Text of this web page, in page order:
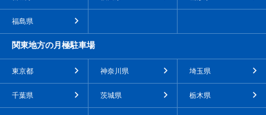
福島県
関東地方の月極駐車場
東京都 神奈川県 埼玉県
千葉県 茨城県 栃木県